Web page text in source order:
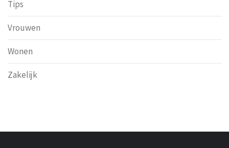
Tips
Vrouwen
Wonen
Zakelijk